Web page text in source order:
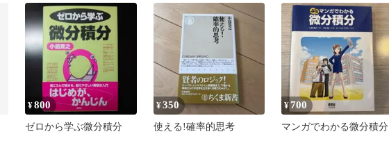
¥800
ゼロから学ぶ微分積分
¥350
使える!確率的思考
¥700
マンガでわかる微分積分